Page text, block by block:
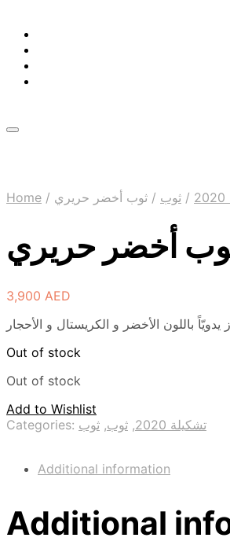
Home / / ثوب / ثوب أخضر حريري
أخضر حريري
3,900 AED
Out of stock
Out of stock
Add to Wishlist
Categories:
تشكيلة 2020 , ثوب, ثوب
Additional information
Additional